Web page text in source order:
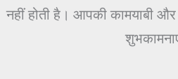
नहीं होती है। आपकी कामयाबी और